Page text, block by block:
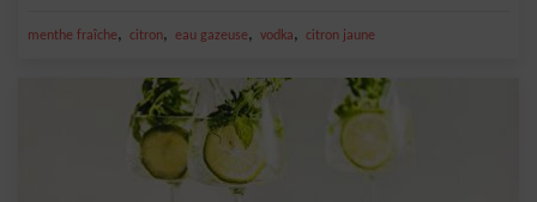
menthe fraîche, citron, eau gazeuse, vodka, citron jaune